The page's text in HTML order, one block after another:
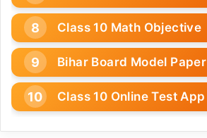
Class 10 Math Objective
Bihar Board Model
Class 10 Online Test App